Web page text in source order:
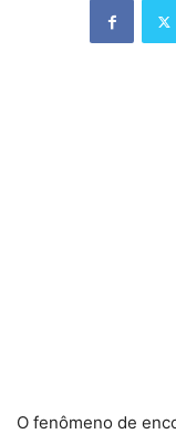
O fenômeno de